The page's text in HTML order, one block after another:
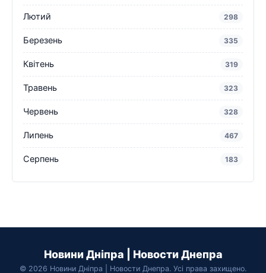
Лютий 298
Березень 335
Квітень 319
Травень 323
Червень 328
Липень 467
Серпень 183
Новини Дніпра | Новости Днепра
© 2026 Новини Дніпра | Новости Днепра. Усі права захищено.